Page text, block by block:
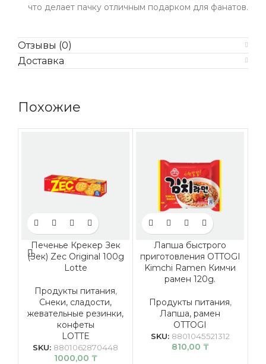
что делает пачку отличным подарком для фанатов.
Отзывы (0)
Доставка
Похожие
Печенье Крекер Зек
(Зек) Zec Original 100g
Lotte
Продукты питания,
Снеки, сладости,
жевательные резинки,
конфеты
LOTTE
SKU: 8801062870448
1000,00 ₸
Лапша быстрого
приготовления OTTOGI
Kimchi Ramen Кимчи
рамен 120g.
Продукты питания,
Лапша, рамен
OTTOGI
SKU: 8801045521312
810,00 ₸